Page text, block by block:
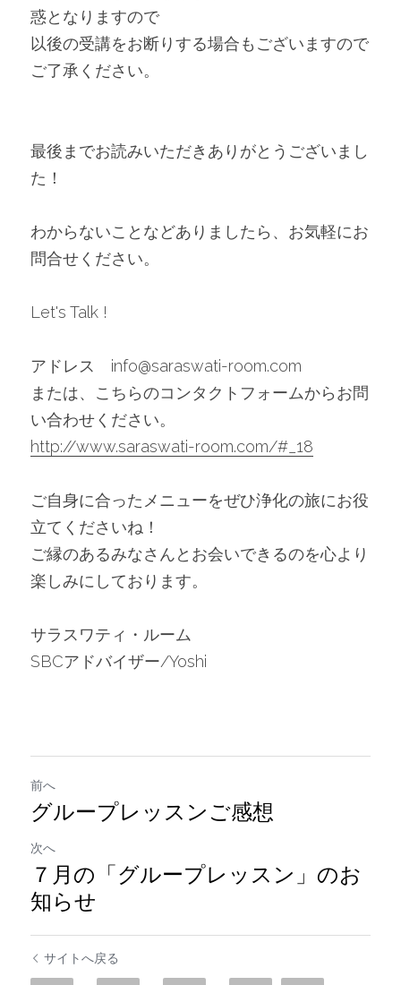
惑となりますので
以後の受講をお断りする場合もございますので
ご了承ください。
最後までお読みいただきありがとうございまし
た！
わからないことなどありましたら、お気軽にお
問合せください。
Let's Talk !
アドレス　info@saraswati-room.com
または、こちらのコンタクトフォームからお問
い合わせください。
http://www.saraswati-room.com/#_18
ご自身に合ったメニューをぜひ浄化の旅にお役
立てくださいね！
ご縁のあるみなさんとお会いできるのを心より
楽しみにしております。
サラスワティ・ルーム
SBCアドバイザー/Yoshi
前へ
グループレッスンご感想
次へ
７月の「グループレッスン」のお
知らせ
サイトへ戻る